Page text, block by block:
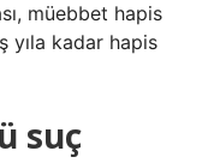
müebbet hapis
yıla kadar hapis
suç